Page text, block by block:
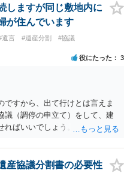
なった際に、法務局に預けた自
のにされる可能性 ⇒自筆の遺言
法務局に遺言書の有無を照会す
た自筆証書遺言の存在を親族
ん。 存在をなかったものにす
者と面談してみないと判断が
しますが同じ敷地内に
が住んでいます
遺言 #遺産分割
#協議
役にたった 3
すから、出て行けとは言えま
議（調停の申立て）をして、建
ればいいでしょう。 建物の固定
いいと思います。 なお、家賃に
をしなかったのですから、あき
産協議分割書の必要性